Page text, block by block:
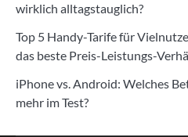
wirklich alltagstauglich?
Top 5 Handy-Tarife für
das beste Preis-Leistungs-
iPhone vs. Android: Welches
mehr im Test?